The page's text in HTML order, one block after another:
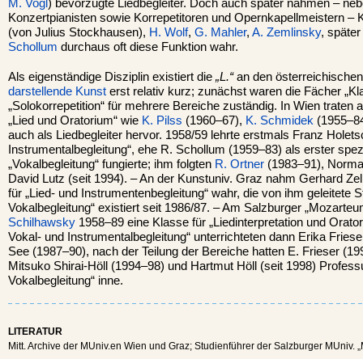
M. Vogl) bevorzugte Liedbegleiter. Doch auch später nahmen –
Konzertpianisten sowie Korrepetitoren und Opernkapellmeistern –
(von Julius Stockhausen), H. Wolf, G. Mahler, A. Zemlinsky, später
Schollum durchaus oft diese Funktion wahr.
Als eigenständige Disziplin existiert die „L.“an den
darstellende Kunst erst relativ kurz; zunächst waren die Fächer
„Solokorrepetition“ für mehrere Bereiche zuständig. In Wien traten
„Lied und Oratorium“ wie K. Pilss (1960–67), K. Schmidek
auch als Liedbegleiter hervor. 1958/59 lehrte erstmals Franz
Instrumentalbegleitung“, ehe R. Schollum (1959–83) als erster
„Vokalbegleitung“ fungierte; ihm folgten R. Ortner (1983–91),
David Lutz (seit 1994). – An der Kunstuniv. Graz nahm Gerhard
für „Lied- und Instrumentenbegleitung“ wahr, die von ihm geleitete
Vokalbegleitung“ existiert seit 1986/87. – Am Salzburger
Schilhawsky 1958–89 eine Klasse für „Liedinterpretation und
Vokal- und Instrumentalbegleitung“ unterrichteten dann Erika
See (1987–90), nach der Teilung der Bereiche hatten E. Frieser
Mitsuko Shirai-Höll (1994–98) und Hartmut Höll (seit 1998)
Vokalbegleitung“ inne.
LITERATUR
Mitt. Archive der MUniv.en Wien und Graz; Studienführer der Salzburger MUniv.